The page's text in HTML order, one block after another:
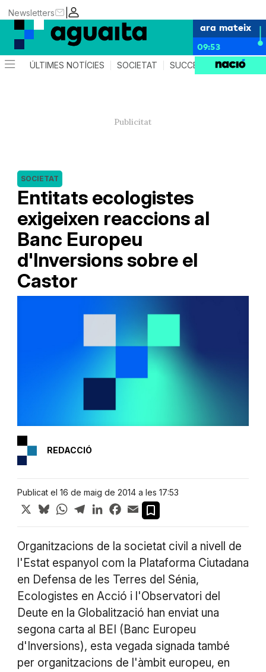
|
Newsletters
ara mateix
09:53
ÚLTIMES NOTÍCIES SOCIETAT SUCCESSOS AGENDA
Entitats ecologistes
exigeixen reaccions al
Banc Europeu
d'Inversions sobre el
Castor
SOCIETAT
REDACCIÓ
Publicat el 16 de maig de 2014 a les 17:53
X BlueskyWhatsApp
TelegramLinkedInFacebook
Email
Organitzacions de la societat civil a nivell de
l'Estat espanyol com la Plataforma Ciutadana
en Defensa de les Terres del Sénia,
Ecologistes en Acció i l'Observatori del
Deute en la Globalització han enviat una
segona carta al BEI (Banc Europeu
d'Inversions), esta vegada signada també
per organitzacions de l'àmbit europeu, en